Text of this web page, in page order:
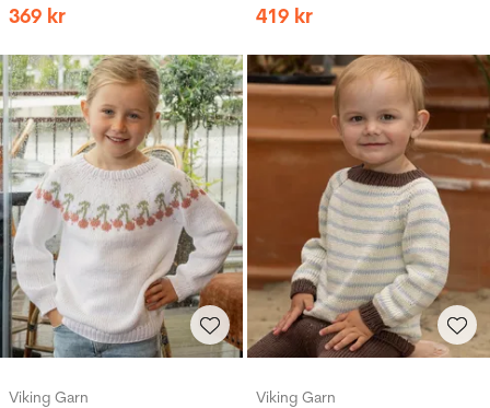
369 kr 419 kr
Viking Garn
Viking Garn